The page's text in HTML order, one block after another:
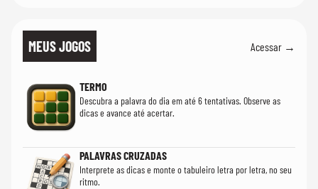
MEUS JOGOS Acessar →
TERMO
Descubra a palavra do dia em até 6 tentativas. Observe as
dicas e avance até acertar.
PALAVRAS CRUZADAS
Interprete as dicas e monte o tabuleiro letra por letra, no seu
ritmo.